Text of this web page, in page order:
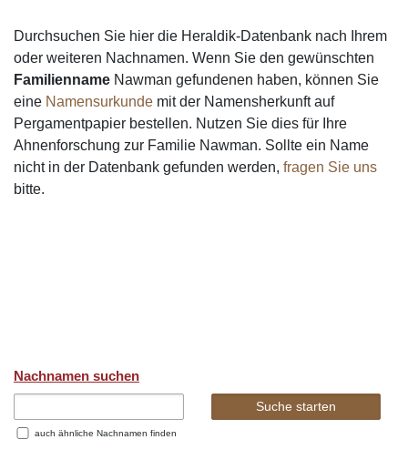
Durchsuchen Sie hier die Heraldik-Datenbank nach Ihrem
oder weiteren Nachnamen. Wenn Sie den gewünschten
Familienname Nawman gefundenen haben, können Sie
eine Namensurkunde mit der Namensherkunft auf
Pergamentpapier bestellen. Nutzen Sie dies für Ihre
Ahnenforschung zur Familie Nawman. Sollte ein Name
nicht in der Datenbank gefunden werden, fragen Sie uns
bitte.
Nachnamen suchen
auch ähnliche Nachnamen finden